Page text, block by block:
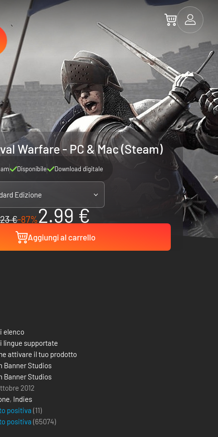
Warfare - PC & Mac (Steam)
Disponibile Download digitale
Edizione
23 €-87%2.99 €
Aggiungi al carrello
elenco
lingue supportate
attivare il tuo prodotto
Banner Studios
Banner Studios
2012
, Indies
positiva (11)
positiva (65074)